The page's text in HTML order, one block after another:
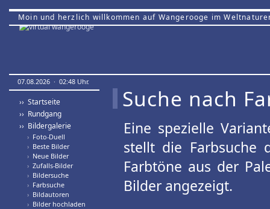
Moin und herzlich willkommen auf Wangerooge im
07.08.2026 · 02:48 Uhr.
›› Startseite
›› Rundgang
›› Bildergalerie
› Foto-Duell
› Beste Bilder
› Neue Bilder
› Zufalls-Bilder
› Bildersuche
› Farbsuche
› Bildautoren
› Bilder hochladen
Suche nach
Eine spezielle
stellt die Farbsuche
Farbtöne aus der
Bilder angezeigt.